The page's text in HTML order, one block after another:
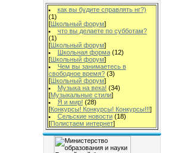
как вы будите справлять нг?)
(1)
[Школьный форум]
что вы делаете по субботам?
(1)
[Школьный форум]
Школьная форма (12)
[Школьный форум]
Чем вы занимаетесь в
свободное время? (3)
[Школьный форум]
Музыка на века! (34)
[Музыкальные стили]
Я и мир! (28)
[Конкурсы! Конкурсы! Конкурсы!!!]
Сельские новости (18)
[Полистаем интернет]